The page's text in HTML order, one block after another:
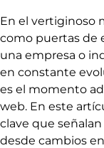
En el vertiginoso
como puertas de
una empresa o
en constante
es el momento
web. En este
clave que
desde cambios